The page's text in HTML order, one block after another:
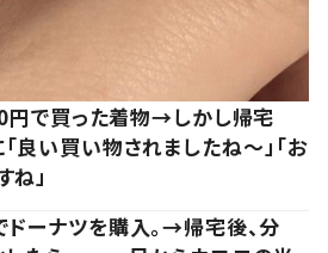
円で買った着物→しかし帰宅
い買い物されましたね～」「お
ね」
ドーナツを購入。→帰宅後、分